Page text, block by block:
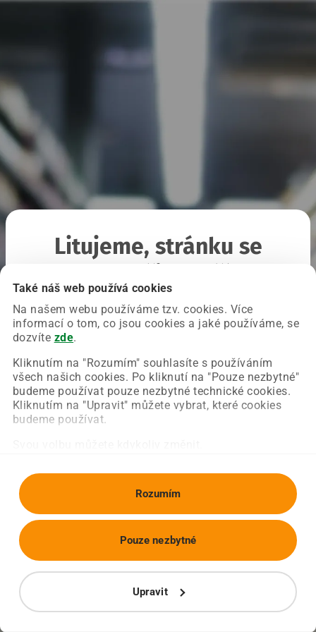
Také náš web používá cookies
Na našem webu používáme tzv. cookies. Více
informací o tom, co jsou cookies a jaké používáme, se
dozvíte zde.
Kliknutím na "Rozumím" souhlasíte s používáním
všech našich cookies. Po kliknutí na "Pouze nezbytné"
budeme používat pouze nezbytné technické cookies.
Kliknutím na "Upravit" můžete vybrat, které cookies
budeme používat.
Rozumím
Upravit
Pouze nezbytné
Litujeme, stránku se
Chyba nastala na naší straně a už ji opravujeme.
Zkuste prosím znovu načíst požadovanou stránku.
Obnovit stránku Úvodní strana